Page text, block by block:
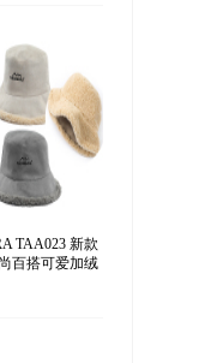
TAA023 新款
百搭可爱加绒
两戴